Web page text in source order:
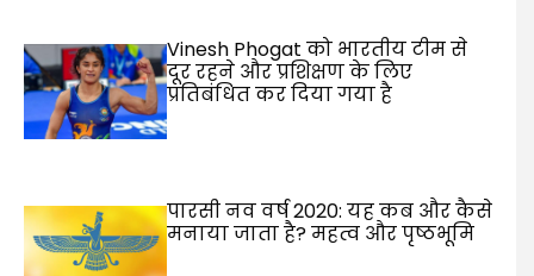
Vinesh Phogat को भारतीय टीम से
दूर रहने और प्रशिक्षण के लिए
प्रतिबंधित कर दिया गया है
पारसी नव वर्ष 2020: यह कब और कैसे
मनाया जाता है? महत्व और पृष्ठभूमि